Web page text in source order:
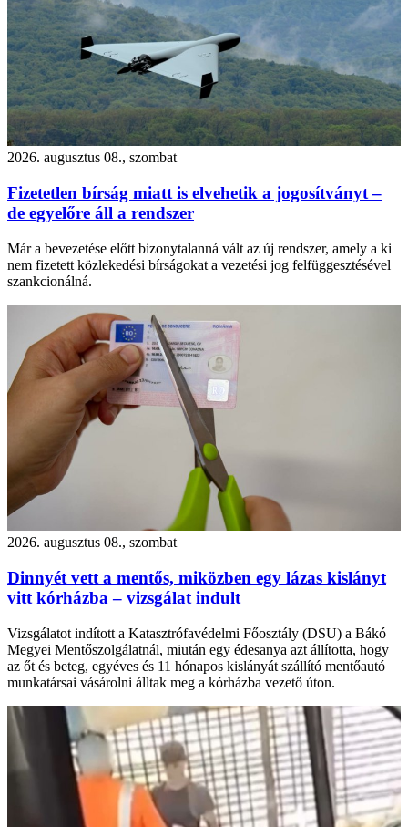
2026. augusztus 08., szombat
Fizetetlen bírság miatt is elvehetik a jogosítványt –
de egyelőre áll a rendszer
Már a bevezetése előtt bizonytalanná vált az új rendszer, amely a ki
nem fizetett közlekedési bírságokat a vezetési jog felfüggesztésével
szankcionálná.
2026. augusztus 08., szombat
Dinnyét vett a mentős, miközben egy lázas kislányt
vitt kórházba – vizsgálat indult
Vizsgálatot indított a Katasztrófavédelmi Főosztály (DSU) a Bákó
Megyei Mentőszolgálatnál, miután egy édesanya azt állította, hogy
az őt és beteg, egyéves és 11 hónapos kislányát szállító mentőautó
munkatársai vásárolni álltak meg a kórházba vezető úton.